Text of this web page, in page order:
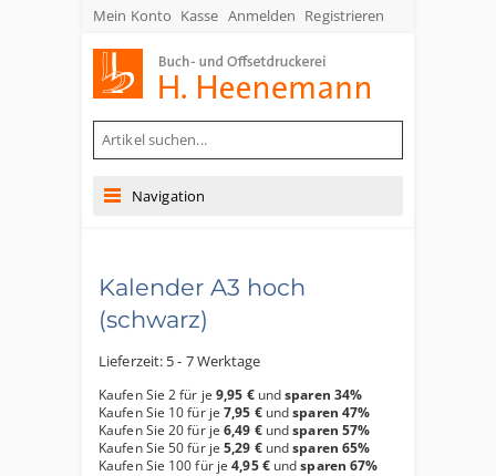
Mein Konto Kasse Anmelden Registrieren
Navigation
Kalender A3 hoch
(schwarz)
Lieferzeit: 5 - 7 Werktage
Kaufen Sie 2 für je 9,95 €undsparen 34%
Kaufen Sie 10 für je7,95 €undsparen 47%
Kaufen Sie 20 für je6,49 €undsparen 57%
Kaufen Sie 50 für je5,29 €undsparen 65%
Kaufen Sie 100 für je4,95 €undsparen67%